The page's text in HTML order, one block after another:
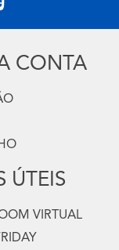
CONTA
ÚTEIS
VIRTUAL